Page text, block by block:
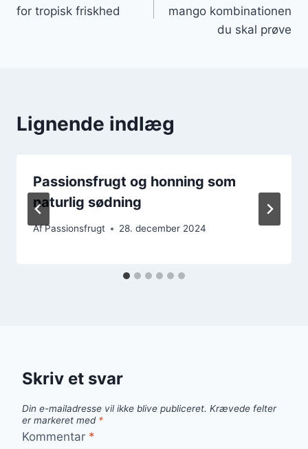
for tropisk friskhed
mango kombinationen
du skal prøve
Lignende indlæg
Passionsfrugt og honning som
naturlig sødning
AfPassionsfrugt 28. december 2024
Skriv et svar
Din e-mailadresse vil ikke blive publiceret. Krævede felter
er markeret med *
Kommentar *